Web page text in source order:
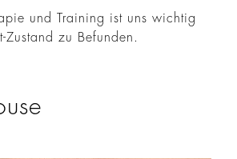
und Training ist uns wichtig
Zustand zu Befunden.